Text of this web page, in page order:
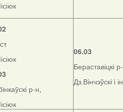
р-н,
06.03
Бераставіцкі
Дз.Вінчэўскі і